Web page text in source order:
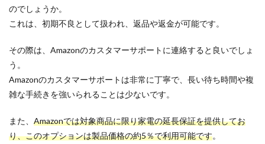
のでしょうか。
これは、初期不良として扱われ、返品や返金が可能です。
その際は、Amazonのカスタマーサポートに連絡すると良いでしょ
う。
Amazonのカスタマーサポートは非常に丁寧で、長い待ち時間や複
雑な手続きを強いられることは少ないです。
また、 Amazonでは対象商品に限り家電の延長保証を提供してお
り、このオプションは製品価格の約5％で利用可能です。